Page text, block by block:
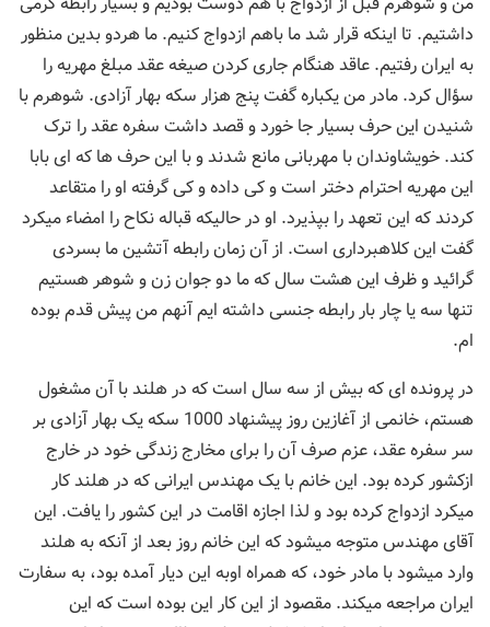
داشتیم. تا اینکه قرار شد ما باهم ازدواج کنیم. ما هردو بدین منظور
به ایران رفتیم. عاقد هنگام جاری کردن صیغه عقد مبلغ مهریه را
سؤال کرد. مادر من یکباره گفت پنج هزار سکه بهار آزادی. شوهرم با
شنیدن این حرف بسیار جا خورد و قصد داشت سفره عقد را ترک
کند. خویشاوندان با مهربانی مانع شدند و با این حرف ها که ای بابا
این مهریه احترام دختر است و کی داده و کی گرفته او را متقاعد
کردند که این تعهد را بپذیرد. او در حالیکه قباله نکاح را امضاء میکرد
گفت این کلاهبرداری است. از آن زمان رابطه آتشین ما بسردی
گرائید و ظرف این هشت سال که ما دو جوان زن و شوهر هستیم
تنها سه یا چار بار رابطه جنسی داشته ایم آنهم من پیش قدم بوده
ام.
در پرونده ای که بیش از سه سال است که در هلند با آن مشغول
هستم، خانمی از آغازین روز پیشنهاد 1000 سکه یک بهار آزادی بر
سر سفره عقد، عزم صرف آن را برای مخارج زندگی خود در خارج
ازکشور کرده بود. این خانم با یک مهندس ایرانی که در هلند کار
میکرد ازدواج کرده بود و لذا اجازه اقامت در این کشور را یافت. این
آقای مهندس متوجه میشود که این خانم روز بعد از آنکه به هلند
وارد میشود با مادر خود، که همراه اوبه این دیار آمده بود، به سفارت
ایران مراجعه میکند. مقصود از این کار این بوده است که این